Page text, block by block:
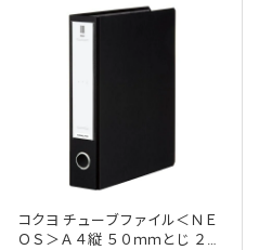
コクヨ チューブファイル＜ＮＥ
ＯＳ＞Ａ４縦 ５０ｍｍとじ ２穴